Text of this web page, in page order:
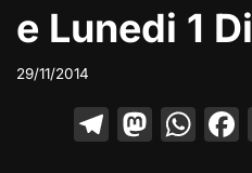
e Lunedi 1
29/11/2014
T M W